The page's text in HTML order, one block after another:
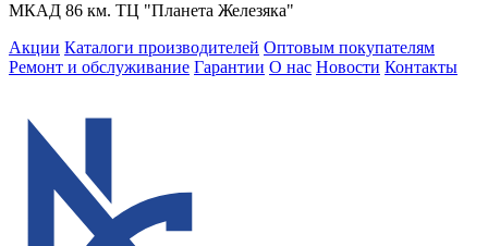
МКАД 86 км. ТЦ "Планета Железяка"
Акции Каталоги производителей Оптовым покупателям
Ремонт и обслуживание Гарантии О нас Новости Контакты